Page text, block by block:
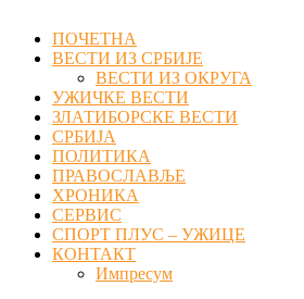
ПОЧЕТНА
ВЕСТИ ИЗ СРБИЈЕ
ВЕСТИ ИЗ ОКРУГА
УЖИЧКЕ ВЕСТИ
ЗЛАТИБОРСКЕ ВЕСТИ
СРБИЈА
ПОЛИТИКА
ПРАВОСЛАВЉЕ
ХРОНИКА
СЕРВИС
СПОРТ ПЛУС – УЖИЦЕ
КОНТАКТ
Импресум